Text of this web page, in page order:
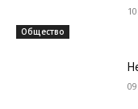
Общество